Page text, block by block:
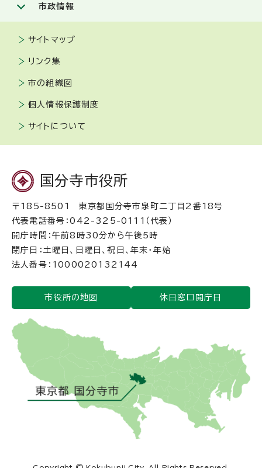
市政情報
サイトマップ
リンク集
市の組織図
個人情報保護制度
サイトについて
国分寺市役所
〒185-8501 東京都国分寺市泉町二丁目2番18号
代表電話番号：042-325-0111（代表）
開庁時間：午前8時30分から午後5時
閉庁日：土曜日、日曜日、祝日、年末・年始
法人番号：1000020132144
市役所の地図 休日窓口開庁日